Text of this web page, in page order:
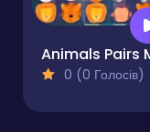
0 (0 Голосів)